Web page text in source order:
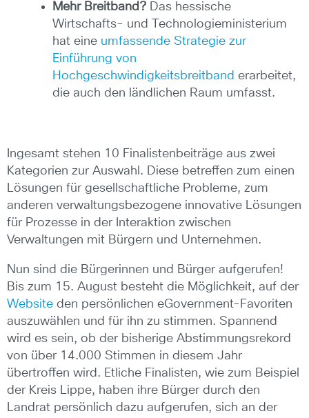
Mehr Breitband? Das hessische
Wirtschafts- und Technologieministerium
hat eine umfassende Strategie zur
Einführung von
Hochgeschwindigkeitsbreitband erarbeitet,
die auch den ländlichen Raum umfasst.
Ingesamt stehen 10 Finalistenbeiträge aus zwei
Kategorien zur Auswahl. Diese betreffen zum einen
Lösungen für gesellschaftliche Probleme, zum
anderen verwaltungsbezogene innovative Lösungen
für Prozesse in der Interaktion zwischen
Verwaltungen mit Bürgern und Unternehmen.
Nun sind die Bürgerinnen und Bürger aufgerufen!
Bis zum 15. August besteht die Möglichkeit, auf der
Website den persönlichen eGovernment-Favoriten
auszuwählen und für ihn zu stimmen. Spannend
wird es sein, ob der bisherige Abstimmungsrekord
von über 14.000 Stimmen in diesem Jahr
übertroffen wird. Etliche Finalisten, wie zum Beispiel
der Kreis Lippe, haben ihre Bürger durch den
Landrat persönlich dazu aufgerufen, sich an der